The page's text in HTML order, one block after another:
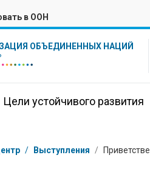
в ООН
ОБЪЕДИНЕННЫХ НАЦИЙ
Цели устойчивого развития
/ Выступления /